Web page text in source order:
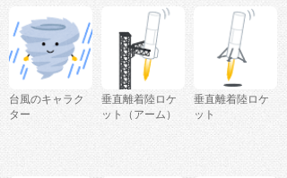
台風のキャラク
ター
垂直離着陸ロケ
ット（アーム）
垂直離着陸ロケ
ット